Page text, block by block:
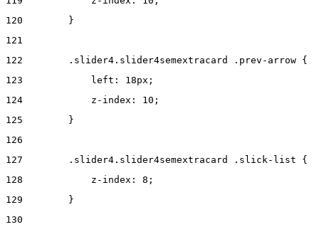
120
        }
121
122
        .slider4.slider4semextracard .prev-arrow {
123
            left: 18px;
124
            z-index: 10;
125
        }
126
127
        .slider4.slider4semextracard .slick-list {
128
            z-index: 8;
129
        }
130